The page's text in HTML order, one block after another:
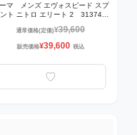
マ メンズ エヴォスピード スプ
ント ニトロ エリート 2 313742-
Stream-PUMA Black
通常価格(定価)¥39,600
販売価格¥39,600 税込